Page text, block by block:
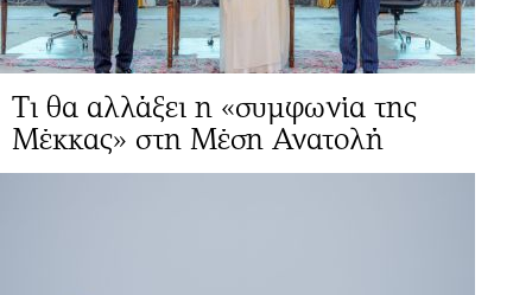
Τι θα αλλάξει η «συμφωνία της
Μέκκας» στη Μέση Ανατολή